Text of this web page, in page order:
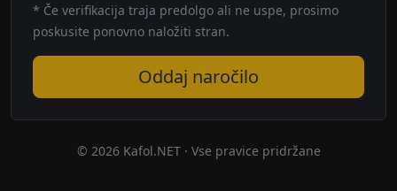
* Če verifikacija traja predolgo ali ne uspe, prosimo
poskusite ponovno naložiti stran.
Oddaj naročilo
© 2026 Kafol.NET · Vse pravice pridržane